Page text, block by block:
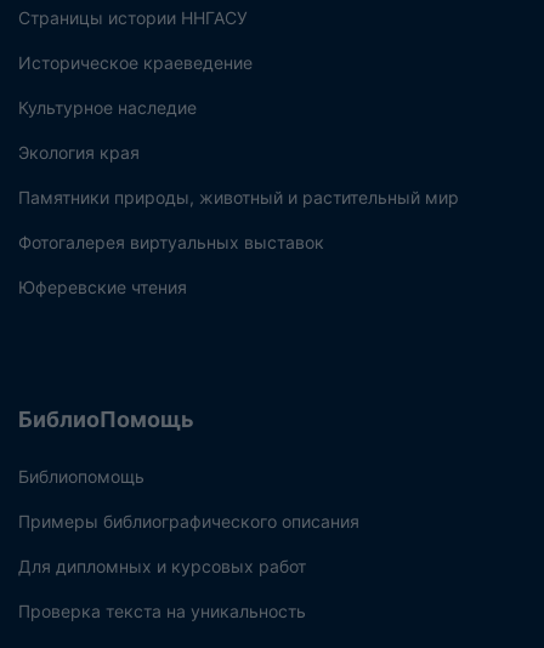
Страницы истории ННГАСУ
Историческое краеведение
Культурное наследие
Экология края
Памятники природы, животный и растительный мир
Фотогалерея виртуальных выставок
Юферевские чтения
БиблиоПомощь
Библиопомощь
Примеры библиографического описания
Для дипломных и курсовых работ
Проверка текста на уникальность